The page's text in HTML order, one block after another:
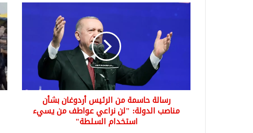
رسالة
حاسمة
الرئيس
"لن
عواطف
رسالة حاسمة من الرئيس أردوغان بشأن
مناصب الدولة: "لن نراعي عواطف من يسيء
استخدام السلطة"
12